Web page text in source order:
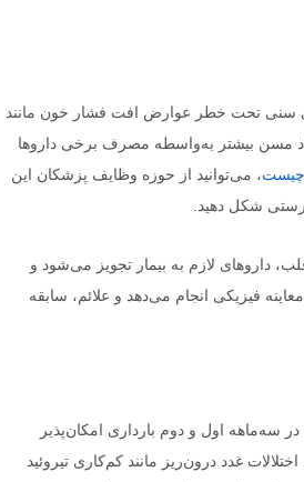
سنی تحت خطر عوارض افت فشار خون مانند
مسن بیشتر به‌واسطه مصرف برخی داروها
، می‌توانید از حوزه وظایف پزشکان این
شکل دهید.
لازم به بیمار تجویز می‌شود و
فیزیکی انجام می‌دهد و علائم، سابقه
سه‌ماهه اول و دوم بارداری امکان‌پذیر
غدد درون‌ریز مانند کم‌کاری تیروئید